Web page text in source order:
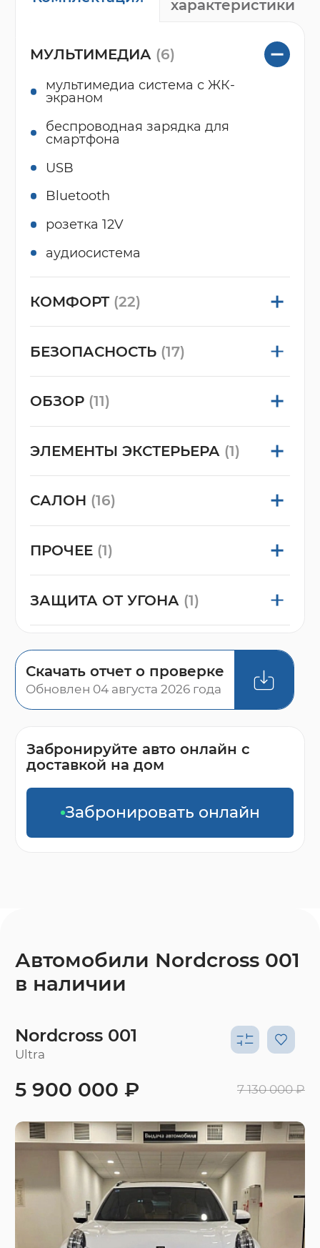
характеристики
МУЛЬТИМЕДИА (6)
мультимедиа система с ЖК-
экраном
беспроводная зарядка для
смартфона
USB
Bluetooth
розетка 12V
аудиосистема
КОМФОРТ (22)
БЕЗОПАСНОСТЬ (17)
ОБЗОР (11)
ЭЛЕМЕНТЫ ЭКСТЕРЬЕРА (1)
САЛОН (16)
ПРОЧЕЕ (1)
ЗАЩИТА ОТ УГОНА (1)
Скачать отчет о проверке
Обновлен 04 августа 2026 года
Забронируйте авто онлайн с
доставкой на дом
Забронировать онлайн
Автомобили Nordcross 001
в наличии
Nordcross 001
Ultra
5 900 000 ₽ 7 130 000 ₽